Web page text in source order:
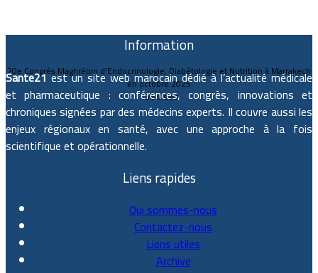
20e Congrès Maghrébin d’Endocrinologie, Diabétologie et Nutrition à Marrakech
en octobre 2025
156 views
Information
Sante21est un site web marocain dédié à l’actualité médicale
et pharmaceutique : conférences, congrès, innovations et
chroniques signées par des médecins experts. Il couvre aussi les
enjeux régionaux en santé, avec une approche à la fois
scientifique et opérationnelle.
Liens rapides
Qui sommes-nous
Contactez-nous
Liens utiles
Archive